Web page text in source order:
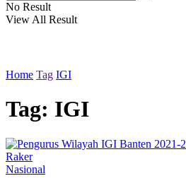
No Result
View All Result
Home Tag IGI
Tag: IGI
Nasional